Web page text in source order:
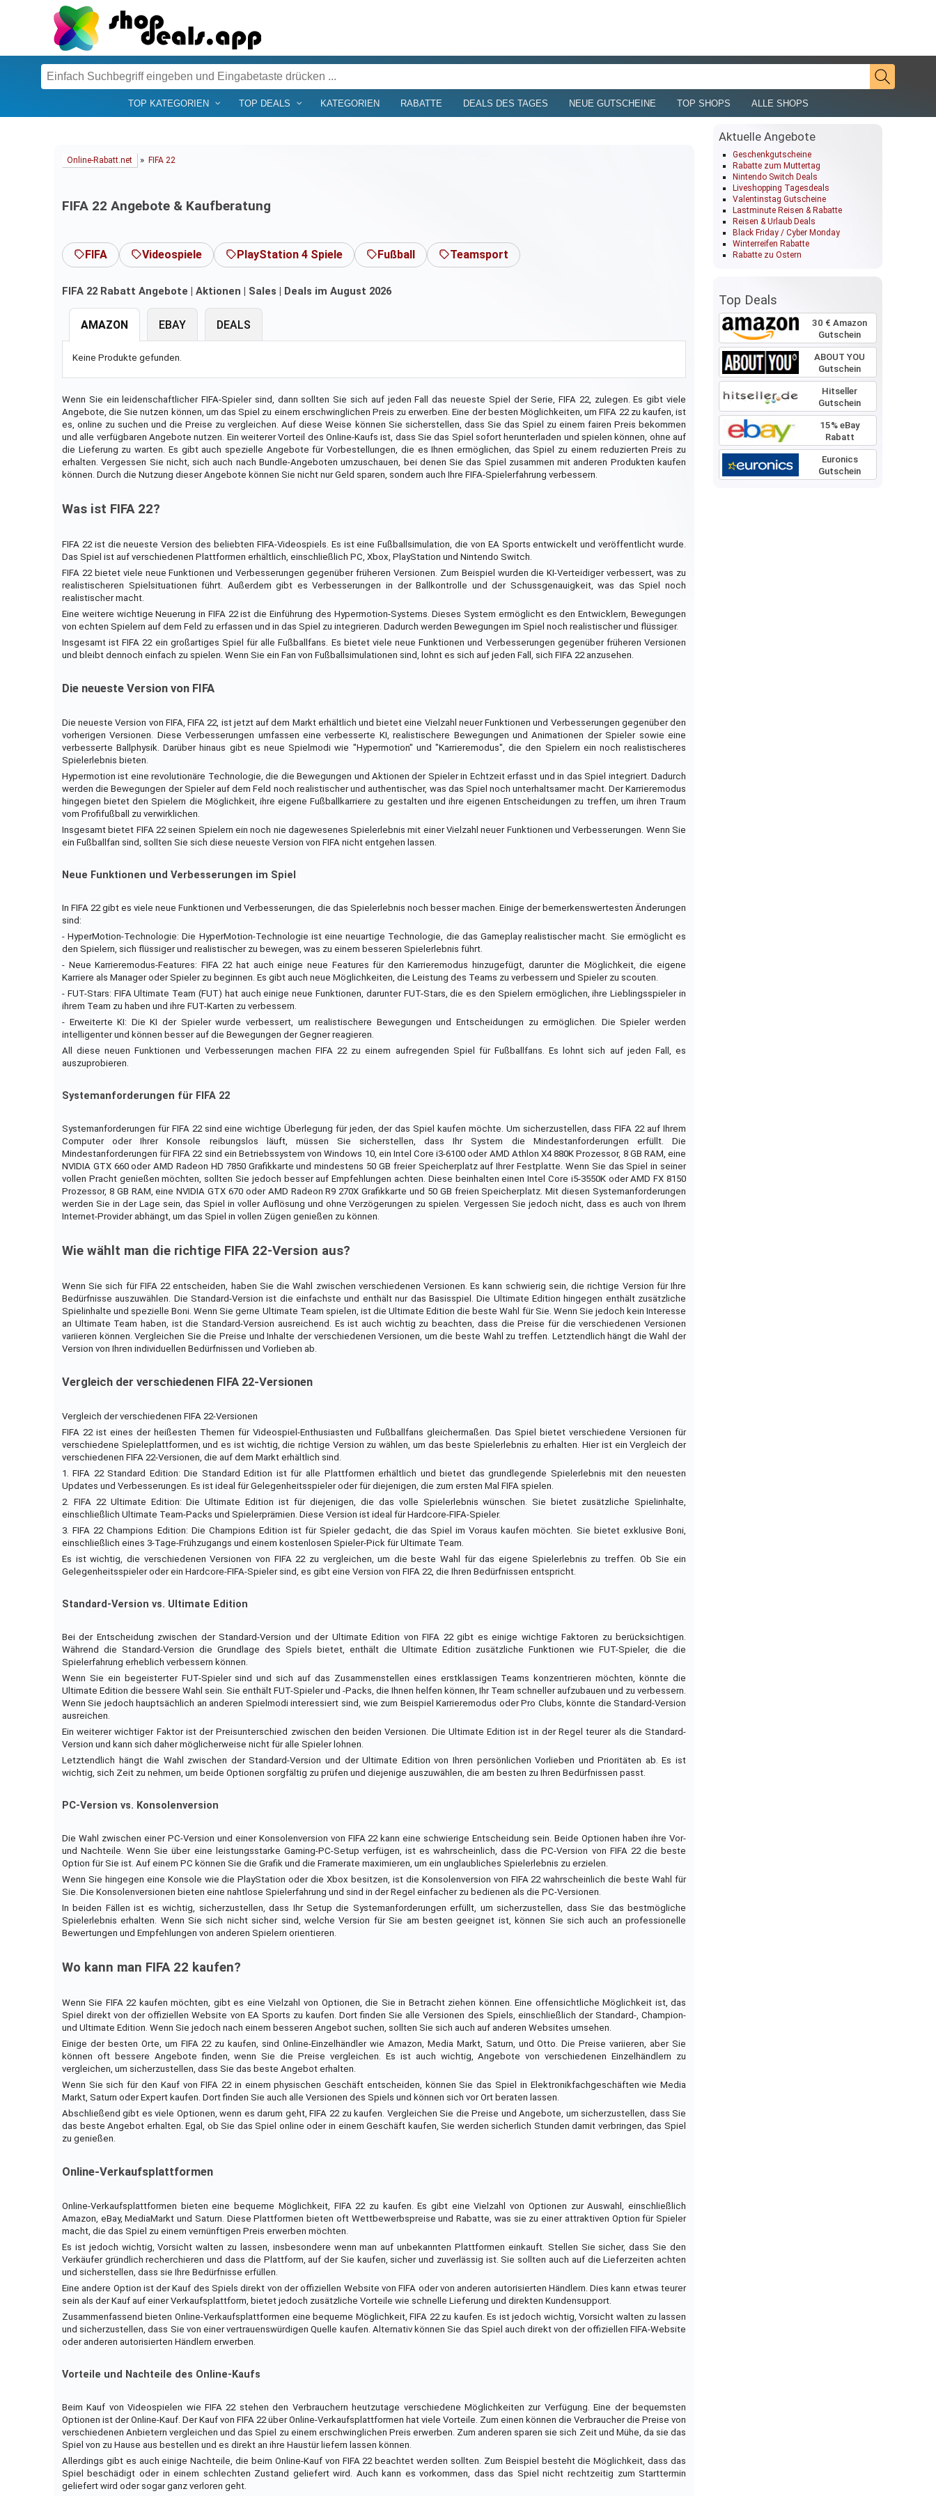
TOP KATEGORIEN TOP DEALS KATEGORIEN RABATTE DEALS DES TAGES NEUE GUTSCHEINE TOP SHOPS ALLE SHOPS
Online-Rabatt.net » FIFA 22
FIFA 22 Angebote & Kaufberatung
FIFA Videospiele PlayStation 4 Spiele Fußball Teamsport
FIFA 22 Rabatt Angebote | Aktionen | Sales | Deals im August 2026
AMAZON
Keine Produkte gefunden.
EBAY DEALS
Wenn Sie ein leidenschaftlicher FIFA-Spieler sind, dann sollten Sie sich auf jeden Fall das neueste Spiel der Serie, FIFA 22, zulegen. Es gibt viele
Angebote, die Sie nutzen können, um das Spiel zu einem erschwinglichen Preis zu erwerben. Eine der besten Möglichkeiten, um FIFA 22 zu kaufen, ist
es, online zu suchen und die Preise zu vergleichen. Auf diese Weise können Sie sicherstellen, dass Sie das Spiel zu einem fairen Preis bekommen
und alle verfügbaren Angebote nutzen. Ein weiterer Vorteil des Online-Kaufs ist, dass Sie das Spiel sofort herunterladen und spielen können, ohne auf
die Lieferung zu warten. Es gibt auch spezielle Angebote für Vorbestellungen, die es Ihnen ermöglichen, das Spiel zu einem reduzierten Preis zu
erhalten. Vergessen Sie nicht, sich auch nach Bundle-Angeboten umzuschauen, bei denen Sie das Spiel zusammen mit anderen Produkten kaufen
können. Durch die Nutzung dieser Angebote können Sie nicht nur Geld sparen, sondern auch Ihre FIFA-Spielerfahrung verbessern.
Was ist FIFA 22?
FIFA 22 ist die neueste Version des beliebten FIFA-Videospiels. Es ist eine Fußballsimulation, die von EA Sports entwickelt und veröffentlicht wurde.
Das Spiel ist auf verschiedenen Plattformen erhältlich, einschließlich PC, Xbox, PlayStation und Nintendo Switch.
FIFA 22 bietet viele neue Funktionen und Verbesserungen gegenüber früheren Versionen. Zum Beispiel wurden die KI-Verteidiger verbessert, was zu
realistischeren Spielsituationen führt. Außerdem gibt es Verbesserungen in der Ballkontrolle und der Schussgenauigkeit, was das Spiel noch
realistischer macht.
Eine weitere wichtige Neuerung in FIFA 22 ist die Einführung des Hypermotion-Systems. Dieses System ermöglicht es den Entwicklern, Bewegungen
von echten Spielern auf dem Feld zu erfassen und in das Spiel zu integrieren. Dadurch werden Bewegungen im Spiel noch realistischer und flüssiger.
Insgesamt ist FIFA 22 ein großartiges Spiel für alle Fußballfans. Es bietet viele neue Funktionen und Verbesserungen gegenüber früheren Versionen
und bleibt dennoch einfach zu spielen. Wenn Sie ein Fan von Fußballsimulationen sind, lohnt es sich auf jeden Fall, sich FIFA 22 anzusehen.
Die neueste Version von FIFA
Die neueste Version von FIFA, FIFA 22, ist jetzt auf dem Markt erhältlich und bietet eine Vielzahl neuer Funktionen und Verbesserungen gegenüber den
vorherigen Versionen. Diese Verbesserungen umfassen eine verbesserte KI, realistischere Bewegungen und Animationen der Spieler sowie eine
verbesserte Ballphysik. Darüber hinaus gibt es neue Spielmodi wie "Hypermotion" und "Karrieremodus", die den Spielern ein noch realistischeres
Spielerlebnis bieten.
Hypermotion ist eine revolutionäre Technologie, die die Bewegungen und Aktionen der Spieler in Echtzeit erfasst und in das Spiel integriert. Dadurch
werden die Bewegungen der Spieler auf dem Feld noch realistischer und authentischer, was das Spiel noch unterhaltsamer macht. Der Karrieremodus
hingegen bietet den Spielern die Möglichkeit, ihre eigene Fußballkarriere zu gestalten und ihre eigenen Entscheidungen zu treffen, um ihren Traum
vom Profifußball zu verwirklichen.
Insgesamt bietet FIFA 22 seinen Spielern ein noch nie dagewesenes Spielerlebnis mit einer Vielzahl neuer Funktionen und Verbesserungen. Wenn Sie
ein Fußballfan sind, sollten Sie sich diese neueste Version von FIFA nicht entgehen lassen.
Neue Funktionen und Verbesserungen im Spiel
In FIFA 22 gibt es viele neue Funktionen und Verbesserungen, die das Spielerlebnis noch besser machen. Einige der bemerkenswertesten Änderungen
sind:
- HyperMotion-Technologie: Die HyperMotion-Technologie ist eine neuartige Technologie, die das Gameplay realistischer macht. Sie ermöglicht es
den Spielern, sich flüssiger und realistischer zu bewegen, was zu einem besseren Spielerlebnis führt.
- Neue Karrieremodus-Features: FIFA 22 hat auch einige neue Features für den Karrieremodus hinzugefügt, darunter die Möglichkeit, die eigene
Karriere als Manager oder Spieler zu beginnen. Es gibt auch neue Möglichkeiten, die Leistung des Teams zu verbessern und Spieler zu scouten.
- FUT-Stars: FIFA Ultimate Team (FUT) hat auch einige neue Funktionen, darunter FUT-Stars, die es den Spielern ermöglichen, ihre Lieblingsspieler in
ihrem Team zu haben und ihre FUT-Karten zu verbessern.
- Erweiterte KI: Die KI der Spieler wurde verbessert, um realistischere Bewegungen und Entscheidungen zu ermöglichen. Die Spieler werden
intelligenter und können besser auf die Bewegungen der Gegner reagieren.
All diese neuen Funktionen und Verbesserungen machen FIFA 22 zu einem aufregenden Spiel für Fußballfans. Es lohnt sich auf jeden Fall, es
auszuprobieren.
Systemanforderungen für FIFA 22
Systemanforderungen für FIFA 22 sind eine wichtige Überlegung für jeden, der das Spiel kaufen möchte. Um sicherzustellen, dass FIFA 22 auf Ihrem
Computer oder Ihrer Konsole reibungslos läuft, müssen Sie sicherstellen, dass Ihr System die Mindestanforderungen erfüllt. Die
Mindestanforderungen für FIFA 22 sind ein Betriebssystem von Windows 10, ein Intel Core i3-6100 oder AMD Athlon X4 880K Prozessor, 8 GB RAM, eine
NVIDIA GTX 660 oder AMD Radeon HD 7850 Grafikkarte und mindestens 50 GB freier Speicherplatz auf Ihrer Festplatte. Wenn Sie das Spiel in seiner
vollen Pracht genießen möchten, sollten Sie jedoch besser auf Empfehlungen achten. Diese beinhalten einen Intel Core i5-3550K oder AMD FX 8150
Prozessor, 8 GB RAM, eine NVIDIA GTX 670 oder AMD Radeon R9 270X Grafikkarte und 50 GB freien Speicherplatz. Mit diesen Systemanforderungen
werden Sie in der Lage sein, das Spiel in voller Auflösung und ohne Verzögerungen zu spielen. Vergessen Sie jedoch nicht, dass es auch von Ihrem
Internet-Provider abhängt, um das Spiel in vollen Zügen genießen zu können.
Wie wählt man die richtige FIFA 22-Version aus?
Wenn Sie sich für FIFA 22 entscheiden, haben Sie die Wahl zwischen verschiedenen Versionen. Es kann schwierig sein, die richtige Version für Ihre
Bedürfnisse auszuwählen. Die Standard-Version ist die einfachste und enthält nur das Basisspiel. Die Ultimate Edition hingegen enthält zusätzliche
Spielinhalte und spezielle Boni. Wenn Sie gerne Ultimate Team spielen, ist die Ultimate Edition die beste Wahl für Sie. Wenn Sie jedoch kein Interesse
an Ultimate Team haben, ist die Standard-Version ausreichend. Es ist auch wichtig zu beachten, dass die Preise für die verschiedenen Versionen
variieren können. Vergleichen Sie die Preise und Inhalte der verschiedenen Versionen, um die beste Wahl zu treffen. Letztendlich hängt die Wahl der
Version von Ihren individuellen Bedürfnissen und Vorlieben ab.
Vergleich der verschiedenen FIFA 22-Versionen
Vergleich der verschiedenen FIFA 22-Versionen
FIFA 22 ist eines der heißesten Themen für Videospiel-Enthusiasten und Fußballfans gleichermaßen. Das Spiel bietet verschiedene Versionen für
verschiedene Spieleplattformen, und es ist wichtig, die richtige Version zu wählen, um das beste Spielerlebnis zu erhalten. Hier ist ein Vergleich der
verschiedenen FIFA 22-Versionen, die auf dem Markt erhältlich sind.
1. FIFA 22 Standard Edition: Die Standard Edition ist für alle Plattformen erhältlich und bietet das grundlegende Spielerlebnis mit den neuesten
Updates und Verbesserungen. Es ist ideal für Gelegenheitsspieler oder für diejenigen, die zum ersten Mal FIFA spielen.
2. FIFA 22 Ultimate Edition: Die Ultimate Edition ist für diejenigen, die das volle Spielerlebnis wünschen. Sie bietet zusätzliche Spielinhalte,
einschließlich Ultimate Team-Packs und Spielerprämien. Diese Version ist ideal für Hardcore-FIFA-Spieler.
3. FIFA 22 Champions Edition: Die Champions Edition ist für Spieler gedacht, die das Spiel im Voraus kaufen möchten. Sie bietet exklusive Boni,
einschließlich eines 3-Tage-Frühzugangs und einem kostenlosen Spieler-Pick für Ultimate Team.
Es ist wichtig, die verschiedenen Versionen von FIFA 22 zu vergleichen, um die beste Wahl für das eigene Spielerlebnis zu treffen. Ob Sie ein
Gelegenheitsspieler oder ein Hardcore-FIFA-Spieler sind, es gibt eine Version von FIFA 22, die Ihren Bedürfnissen entspricht.
Standard-Version vs. Ultimate Edition
Bei der Entscheidung zwischen der Standard-Version und der Ultimate Edition von FIFA 22 gibt es einige wichtige Faktoren zu berücksichtigen.
Während die Standard-Version die Grundlage des Spiels bietet, enthält die Ultimate Edition zusätzliche Funktionen wie FUT-Spieler, die die
Spielerfahrung erheblich verbessern können.
Wenn Sie ein begeisterter FUT-Spieler sind und sich auf das Zusammenstellen eines erstklassigen Teams konzentrieren möchten, könnte die
Ultimate Edition die bessere Wahl sein. Sie enthält FUT-Spieler und -Packs, die Ihnen helfen können, Ihr Team schneller aufzubauen und zu verbessern.
Wenn Sie jedoch hauptsächlich an anderen Spielmodi interessiert sind, wie zum Beispiel Karrieremodus oder Pro Clubs, könnte die Standard-Version
ausreichen.
Ein weiterer wichtiger Faktor ist der Preisunterschied zwischen den beiden Versionen. Die Ultimate Edition ist in der Regel teurer als die Standard-
Version und kann sich daher möglicherweise nicht für alle Spieler lohnen.
Letztendlich hängt die Wahl zwischen der Standard-Version und der Ultimate Edition von Ihren persönlichen Vorlieben und Prioritäten ab. Es ist
wichtig, sich Zeit zu nehmen, um beide Optionen sorgfältig zu prüfen und diejenige auszuwählen, die am besten zu Ihren Bedürfnissen passt.
PC-Version vs. Konsolenversion
Die Wahl zwischen einer PC-Version und einer Konsolenversion von FIFA 22 kann eine schwierige Entscheidung sein. Beide Optionen haben ihre Vor-
und Nachteile. Wenn Sie über eine leistungsstarke Gaming-PC-Setup verfügen, ist es wahrscheinlich, dass die PC-Version von FIFA 22 die beste
Option für Sie ist. Auf einem PC können Sie die Grafik und die Framerate maximieren, um ein unglaubliches Spielerlebnis zu erzielen.
Wenn Sie hingegen eine Konsole wie die PlayStation oder die Xbox besitzen, ist die Konsolenversion von FIFA 22 wahrscheinlich die beste Wahl für
Sie. Die Konsolenversionen bieten eine nahtlose Spielerfahrung und sind in der Regel einfacher zu bedienen als die PC-Versionen.
In beiden Fällen ist es wichtig, sicherzustellen, dass Ihr Setup die Systemanforderungen erfüllt, um sicherzustellen, dass Sie das bestmögliche
Spielerlebnis erhalten. Wenn Sie sich nicht sicher sind, welche Version für Sie am besten geeignet ist, können Sie sich auch an professionelle
Bewertungen und Empfehlungen von anderen Spielern orientieren.
Wo kann man FIFA 22 kaufen?
Wenn Sie FIFA 22 kaufen möchten, gibt es eine Vielzahl von Optionen, die Sie in Betracht ziehen können. Eine offensichtliche Möglichkeit ist, das
Spiel direkt von der offiziellen Website von EA Sports zu kaufen. Dort finden Sie alle Versionen des Spiels, einschließlich der Standard-, Champion-
und Ultimate Edition. Wenn Sie jedoch nach einem besseren Angebot suchen, sollten Sie sich auch auf anderen Websites umsehen.
Einige der besten Orte, um FIFA 22 zu kaufen, sind Online-Einzelhändler wie Amazon, Media Markt, Saturn, und Otto. Die Preise variieren, aber Sie
können oft bessere Angebote finden, wenn Sie die Preise vergleichen. Es ist auch wichtig, Angebote von verschiedenen Einzelhändlern zu
vergleichen, um sicherzustellen, dass Sie das beste Angebot erhalten.
Wenn Sie sich für den Kauf von FIFA 22 in einem physischen Geschäft entscheiden, können Sie das Spiel in Elektronikfachgeschäften wie Media
Markt, Saturn oder Expert kaufen. Dort finden Sie auch alle Versionen des Spiels und können sich vor Ort beraten lassen.
Abschließend gibt es viele Optionen, wenn es darum geht, FIFA 22 zu kaufen. Vergleichen Sie die Preise und Angebote, um sicherzustellen, dass Sie
das beste Angebot erhalten. Egal, ob Sie das Spiel online oder in einem Geschäft kaufen, Sie werden sicherlich Stunden damit verbringen, das Spiel
zu genießen.
Online-Verkaufsplattformen
Online-Verkaufsplattformen bieten eine bequeme Möglichkeit, FIFA 22 zu kaufen. Es gibt eine Vielzahl von Optionen zur Auswahl, einschließlich
Amazon, eBay, MediaMarkt und Saturn. Diese Plattformen bieten oft Wettbewerbspreise und Rabatte, was sie zu einer attraktiven Option für Spieler
macht, die das Spiel zu einem vernünftigen Preis erwerben möchten.
Es ist jedoch wichtig, Vorsicht walten zu lassen, insbesondere wenn man auf unbekannten Plattformen einkauft. Stellen Sie sicher, dass Sie den
Verkäufer gründlich recherchieren und dass die Plattform, auf der Sie kaufen, sicher und zuverlässig ist. Sie sollten auch auf die Lieferzeiten achten
und sicherstellen, dass sie Ihre Bedürfnisse erfüllen.
Eine andere Option ist der Kauf des Spiels direkt von der offiziellen Website von FIFA oder von anderen autorisierten Händlern. Dies kann etwas teurer
sein als der Kauf auf einer Verkaufsplattform, bietet jedoch zusätzliche Vorteile wie schnelle Lieferung und direkten Kundensupport.
Zusammenfassend bieten Online-Verkaufsplattformen eine bequeme Möglichkeit, FIFA 22 zu kaufen. Es ist jedoch wichtig, Vorsicht walten zu lassen
und sicherzustellen, dass Sie von einer vertrauenswürdigen Quelle kaufen. Alternativ können Sie das Spiel auch direkt von der offiziellen FIFA-Website
oder anderen autorisierten Händlern erwerben.
Vorteile und Nachteile des Online-Kaufs
Beim Kauf von Videospielen wie FIFA 22 stehen den Verbrauchern heutzutage verschiedene Möglichkeiten zur Verfügung. Eine der bequemsten
Optionen ist der Online-Kauf. Der Kauf von FIFA 22 über Online-Verkaufsplattformen hat viele Vorteile. Zum einen können die Verbraucher die Preise von
verschiedenen Anbietern vergleichen und das Spiel zu einem erschwinglichen Preis erwerben. Zum anderen sparen sie sich Zeit und Mühe, da sie das
Spiel von zu Hause aus bestellen und es direkt an ihre Haustür liefern lassen können.
Allerdings gibt es auch einige Nachteile, die beim Online-Kauf von FIFA 22 beachtet werden sollten. Zum Beispiel besteht die Möglichkeit, dass das
Spiel beschädigt oder in einem schlechten Zustand geliefert wird. Auch kann es vorkommen, dass das Spiel nicht rechtzeitig zum Starttermin
geliefert wird oder sogar ganz verloren geht.
Aktuelle Angebote
Geschenkgutscheine
Rabatte zum Muttertag
Nintendo Switch Deals
Liveshopping Tagesdeals
Valentinstag Gutscheine
Lastminute Reisen & Rabatte
Reisen & Urlaub Deals
Black Friday / Cyber Monday
Winterreifen Rabatte
Rabatte zu Ostern
Top Deals
30 € Amazon
Gutschein
ABOUT YOU
Gutschein
Hitseller
Gutschein
15% eBay
Rabatt
Euronics
Gutschein